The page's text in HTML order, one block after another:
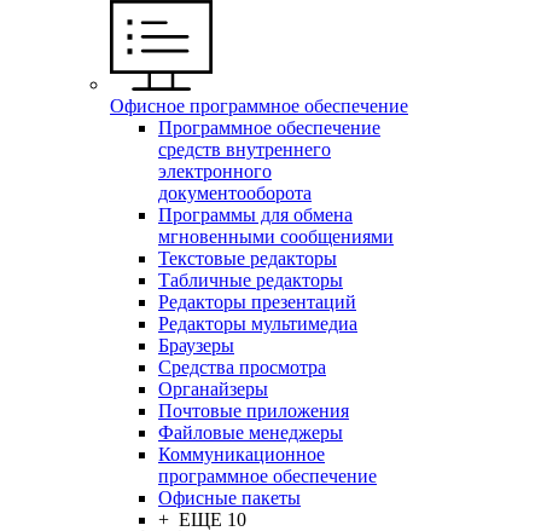
Офисное программное обеспечение
Программное обеспечение
средств внутреннего
электронного
документооборота
Программы для обмена
мгновенными сообщениями
Текстовые редакторы
Табличные редакторы
Редакторы презентаций
Редакторы мультимедиа
Браузеры
Средства просмотра
Органайзеры
Почтовые приложения
Файловые менеджеры
Коммуникационное
программное обеспечение
Офисные пакеты
+ ЕЩЕ 10